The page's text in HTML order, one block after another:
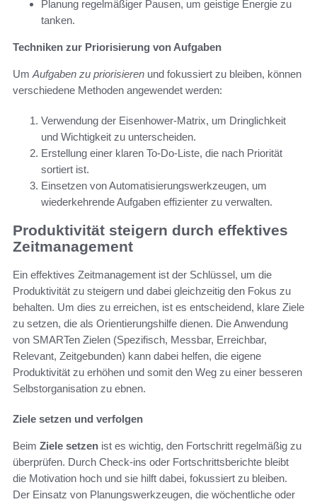
Planung regelmäßiger Pausen, um geistige Energie zu
tanken.
Techniken zur Priorisierung von Aufgaben
Um Aufgaben zu priorisieren und fokussiert zu bleiben, können
verschiedene Methoden angewendet werden:
Verwendung der Eisenhower-Matrix, um Dringlichkeit
und Wichtigkeit zu unterscheiden.
Erstellung einer klaren To-Do-Liste, die nach Priorität
sortiert ist.
Einsetzen von Automatisierungswerkzeugen, um
wiederkehrende Aufgaben effizienter zu verwalten.
Produktivität steigern durch effektives
Zeitmanagement
Ein effektives Zeitmanagement ist der Schlüssel, um die
Produktivität zu steigern und dabei gleichzeitig den Fokus zu
behalten. Um dies zu erreichen, ist es entscheidend, klare Ziele
zu setzen, die als Orientierungshilfe dienen. Die Anwendung
von SMARTen Zielen (Spezifisch, Messbar, Erreichbar,
Relevant, Zeitgebunden) kann dabei helfen, die eigene
Produktivität zu erhöhen und somit den Weg zu einer besseren
Selbstorganisation zu ebnen.
Ziele setzen und verfolgen
Beim Ziele setzen ist es wichtig, den Fortschritt regelmäßig zu
überprüfen. Durch Check-ins oder Fortschrittsberichte bleibt
die Motivation hoch und sie hilft dabei, fokussiert zu bleiben.
Der Einsatz von Planungswerkzeugen, die wöchentliche oder